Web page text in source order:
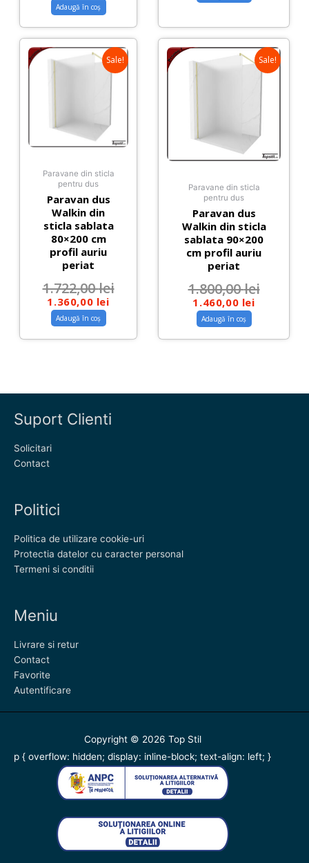
Adaugă în coș
Sale!
Paravane din sticla
pentru dus
Paravan dus
Walkin din
sticla sablata
80×200 cm
profil auriu
periat
1.722,00lei
1.360,00 lei
Adaugă în coș
Sale!
Paravane din sticla
pentru dus
Paravan dus
Walkin din sticla
sablata 90×200
cm profil auriu
periat
1.800,00lei
1.460,00 lei
Adaugă în coș
Suport Clienti
Solicitari
Contact
Politici
Politica de utilizare cookie-uri
Protectia datelor cu caracter personal
Termeni si conditii
Meniu
Livrare si retur
Contact
Favorite
Autentificare
Copyright © 2026 Top Stil
p { overflow: hidden; display: inline-block; text-align: left; }